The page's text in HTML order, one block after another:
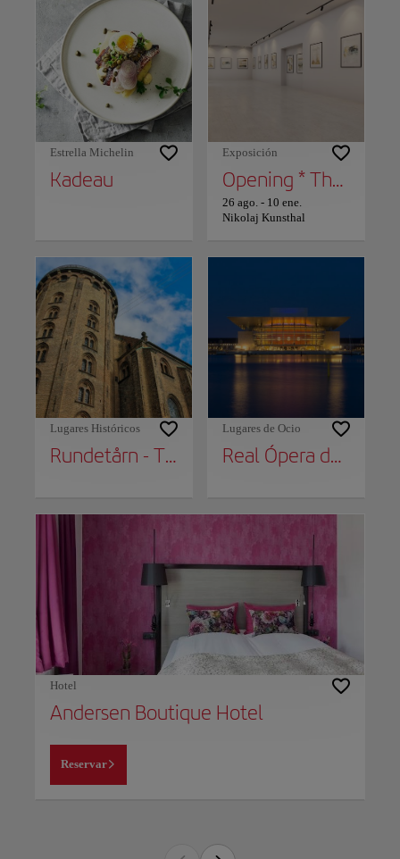
Estrella Michelin
Kadeau
Exposición
Opening * The Answer * Maria Wæhrens
26 ago. - 10 ene.
Nikolaj Kunsthal
Lugares Históricos
Rundetårn - The Round Tower
Lugares de Ocio
Real Ópera de Copenhague
Hotel
Andersen Boutique Hotel
Reservar